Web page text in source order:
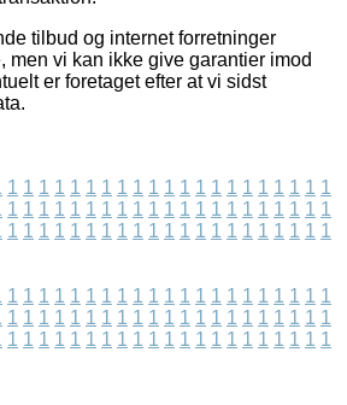
tilbud og internet forretninger
men vi kan ikke give garantier imod
er foretaget efter at vi sidst
1 1 1 1 1 1 1 1 1 1 1 1 1 1 1 1 1 1 1 1 1
1 1 1 1 1 1 1 1 1 1 1 1 1 1 1 1 1 1 1 1 1
1 1 1 1 1 1 1 1 1 1 1 1 1 1 1 1 1 1 1 1 1
1 1 1 1 1 1 1 1 1 1 1 1 1 1 1 1 1 1 1 1 1
1 1 1 1 1 1 1 1 1 1 1 1 1 1 1 1 1 1 1 1 1
1 1 1 1 1 1 1 1 1 1 1 1 1 1 1 1 1 1 1 1 1